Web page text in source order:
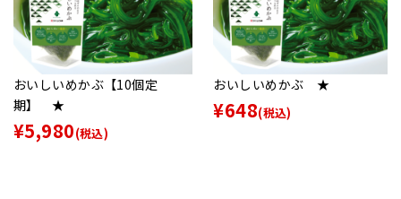
おいしいめかぶ【10個定
期】 ★
¥5,980(税込)
おいしいめかぶ ★
¥648(税込)